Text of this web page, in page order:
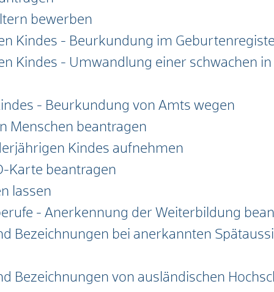
bewerben
Kindes - Beurkundung im
Kindes - Umwandlung einer schwachen
- Beurkundung von Amts wegen
Menschen beantragen
Kindes aufnehmen
Karte beantragen
lassen
- Anerkennung der Weiterbildung
Bezeichnungen bei anerkannten
Bezeichnungen von ausländischen